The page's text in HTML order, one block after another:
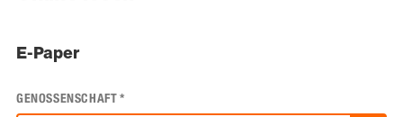
E-Paper
GENOSSENSCHAFT*